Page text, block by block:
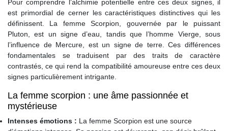
Pour comprendre l’alchimie potentielle entre ces deux signes, il
est primordial de cerner les caractéristiques distinctives qui les
définissent. La femme Scorpion, gouvernée par le puissant
Pluton, est un signe d’eau, tandis que l’homme Vierge, sous
l’influence de Mercure, est un signe de terre. Ces différences
fondamentales se traduisent par des traits de caractère
contrastés, ce qui rend la compatibilité amoureuse entre ces deux
signes particulièrement intrigante.
La femme scorpion : une âme passionnée et
mystérieuse
Intenses émotions : La femme Scorpion est une source